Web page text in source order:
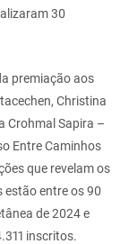
30
premiação aos
Christina
Crohmal Sapira –
Entre Caminhos
que revelam os
estão entre os 90
de 2024 e
inscritos.